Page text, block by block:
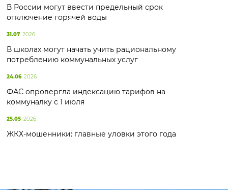
В России могут ввести предельный срок
отключение горячей воды
31.07 2026
В школах могут начать учить рациональному
потреблению коммунальных услуг
24.06 2026
ФАС опровергла индексацию тарифов на
коммуналку с 1 июля
25.05 2026
ЖКХ-мошенники: главные уловки этого года